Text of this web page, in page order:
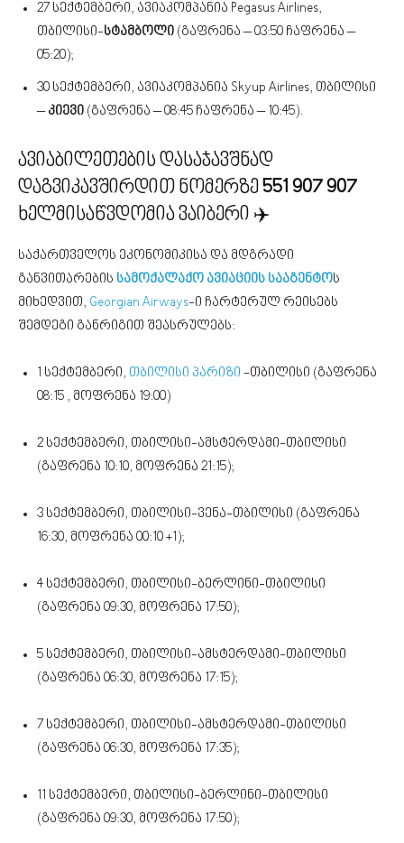
27 სექტემბერი, ავიაკომპანია Pegasus Airlines,
თბილისი-სტამბოლი (გაფრენა – 03:50 ჩაფრენა –
05:20);
30 სექტემბერი, ავიაკომპანია Skyup Airlines, თბილისი
–კიევი (გაფრენა – 08:45 ჩაფრენა – 10:45).
ავიაბილეთების დასაჯავშნად
დაგვიკავშირდით ნომერზე551 907 907
ხელმისაწვდომია ვაიბერი ✈️
საქართველოს ეკონომიკისა და მდგრადი
განვითარების სამოქალაქო ავიაციის სააგენტოს
მიხედვით, Georgian Airways-ი ჩარტერულ რეისებს
შემდეგი განრიგით შეასრულებს:
1 სექტემბერი, თბილისი პარიზი -თბილისი (გაფრენა
08:15 , მოფრენა 19:00)
2 სექტემბერი, თბილისი-ამსტერდამი-თბილისი
(გაფრენა 10:10, მოფრენა 21:15);
3 სექტემბერი, თბილისი-ვენა-თბილისი (გაფრენა
16:30, მოფრენა 00:10 +1);
4 სექტემბერი, თბილისი-ბერლინი-თბილისი
(გაფრენა 09:30, მოფრენა 17:50);
5 სექტემბერი, თბილისი-ამსტერდამი-თბილისი
(გაფრენა 06:30, მოფრენა 17:15);
7 სექტემბერი, თბილისი-ამსტერდამი-თბილისი
(გაფრენა 06:30, მოფრენა 17:35);
11 სექტემბერი, თბილისი-ბერლინი-თბილისი
(გაფრენა 09:30, მოფრენა 17:50);